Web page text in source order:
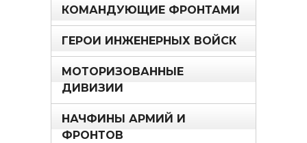
КОМАНДУЮЩИЕ ФРОНТАМИ
ГЕРОИ ИНЖЕНЕРНЫХ ВОЙСК
МОТОРИЗОВАННЫЕ
ДИВИЗИИ
НАЧФИНЫ АРМИЙ И
ФРОНТОВ